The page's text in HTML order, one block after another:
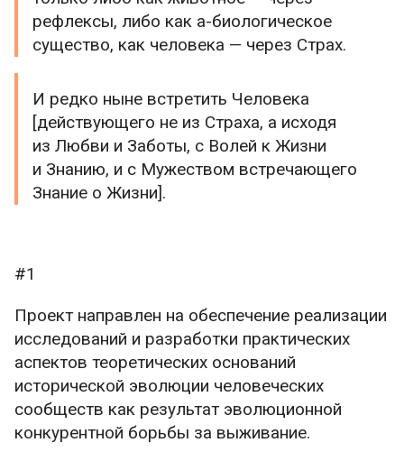
рефлексы, либо как а-биологическое
существо, как человека — через Страх.
И редко ныне встретить Человека
[действующего не из Страха, а исходя
из Любви и Заботы, с Волей к Жизни
и Знанию, и с Мужеством встречающего
Знание о Жизни].
#1
Проект направлен на обеспечение реализации
исследований и разработки практических
аспектов теоретических оснований
исторической эволюции человеческих
сообществ как результат эволюционной
конкурентной борьбы за выживание.